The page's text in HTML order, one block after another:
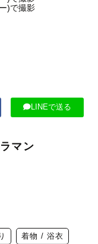
LINEで送る
マン
着物 / 浴衣